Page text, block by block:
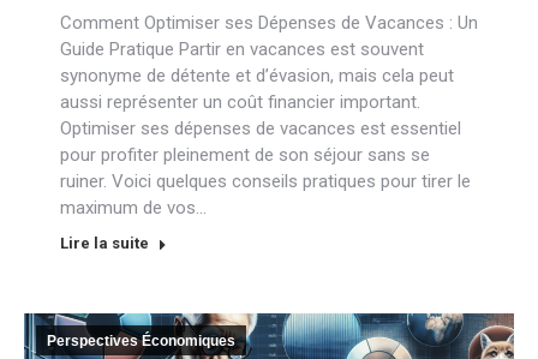
Comment Optimiser ses Dépenses de Vacances : Un
Guide Pratique Partir en vacances est souvent
synonyme de détente et d’évasion, mais cela peut
aussi représenter un coût financier important.
Optimiser ses dépenses de vacances est essentiel
pour profiter pleinement de son séjour sans se
ruiner. Voici quelques conseils pratiques pour tirer le
maximum de vos…
Lire la suite
Perspectives Économiques